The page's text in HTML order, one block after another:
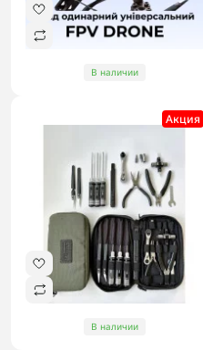
В наличии
Акция
В наличии